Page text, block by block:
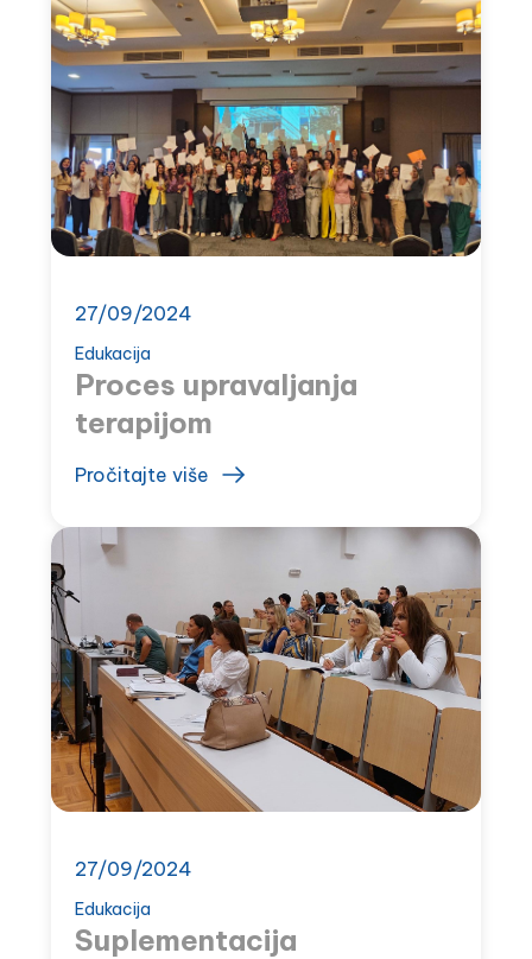
CRNE GORE SA
MEĐUNARODNIM
UČEŠĆEM
27/09/2024
Edukacija
Proces upravaljanja
terapijom
Pročitajte više
27/09/2024
Edukacija
Suplementacija